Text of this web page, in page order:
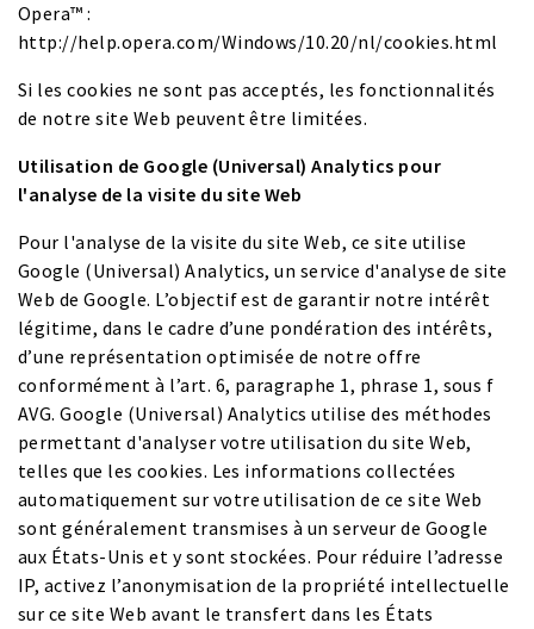
Opera™ :
http://help.opera.com/Windows/10.20/nl/cookies.html
Si les cookies ne sont pas acceptés, les fonctionnalités
de notre site Web peuvent être limitées.
Utilisation de Google (Universal) Analytics pour
l'analyse de la visite du site Web
Pour l'analyse de la visite du site Web, ce site utilise
Google (Universal) Analytics, un service d'analyse de site
Web de Google. L’objectif est de garantir notre intérêt
légitime, dans le cadre d’une pondération des intérêts,
d’une représentation optimisée de notre offre
conformément à l’art. 6, paragraphe 1, phrase 1, sous f
AVG. Google (Universal) Analytics utilise des méthodes
permettant d'analyser votre utilisation du site Web,
telles que les cookies. Les informations collectées
automatiquement sur votre utilisation de ce site Web
sont généralement transmises à un serveur de Google
aux États-Unis et y sont stockées. Pour réduire l’adresse
IP, activez l’anonymisation de la propriété intellectuelle
sur ce site Web avant le transfert dans les États